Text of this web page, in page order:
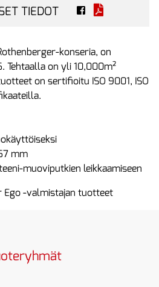
TIEDOT
konseria, on
Tehtaalla on yli 10,000m²
on sertifioitu ISO 9001, ISO
mm
muoviputkien leikkaamiseen
Ego -valmistajan tuotteet